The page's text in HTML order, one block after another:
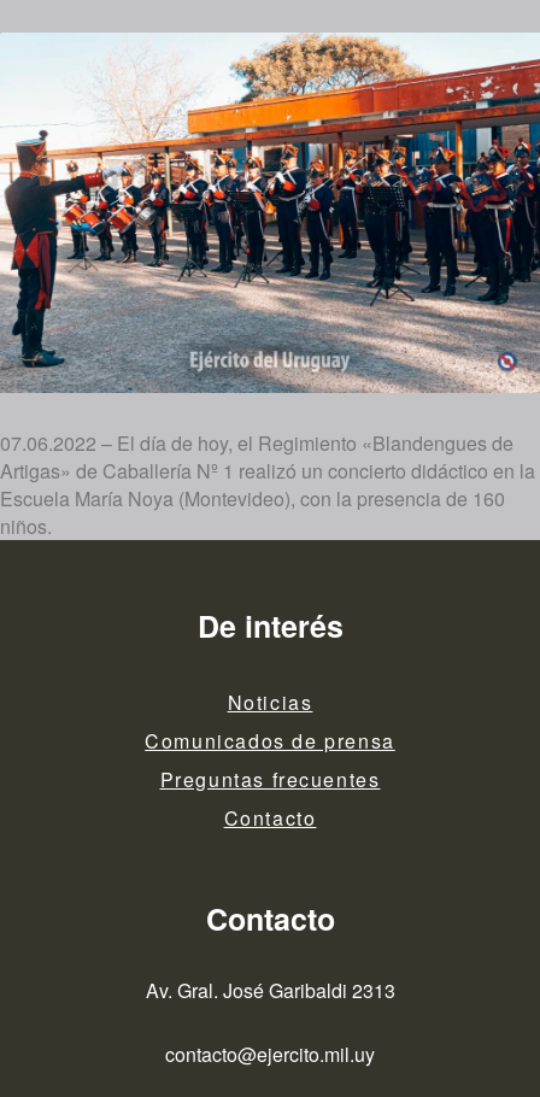
07.06.2022 – El día de hoy, el Regimiento «Blandengues de
Artigas» de Caballería Nº 1 realizó un concierto didáctico en la
Escuela María Noya (Montevideo), con la presencia de 160
niños.
De interés
Noticias
Comunicados de prensa
Preguntas frecuentes
Contacto
Contacto
Av. Gral. José Garibaldi 2313
contacto@ejercito.mil.uy